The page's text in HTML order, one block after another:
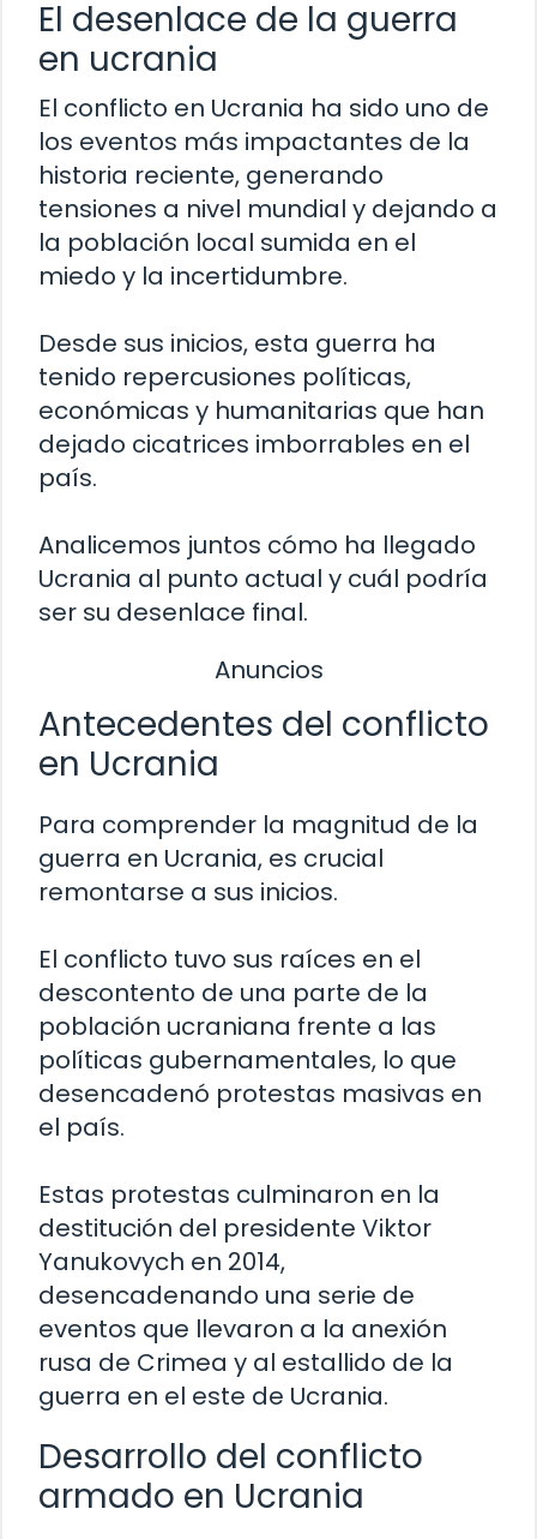
El desenlace de la guerra
en ucrania
El conflicto en Ucrania ha sido uno de
los eventos más impactantes de la
historia reciente, generando
tensiones a nivel mundial y dejando a
la población local sumida en el
miedo y la incertidumbre.
Desde sus inicios, esta guerra ha
tenido repercusiones políticas,
económicas y humanitarias que han
dejado cicatrices imborrables en el
país.
Analicemos juntos cómo ha llegado
Ucrania al punto actual y cuál podría
ser su desenlace final.
Anuncios
Antecedentes del conflicto
en Ucrania
Para comprender la magnitud de la
guerra en Ucrania, es crucial
remontarse a sus inicios.
El conflicto tuvo sus raíces en el
descontento de una parte de la
población ucraniana frente a las
políticas gubernamentales, lo que
desencadenó protestas masivas en
el país.
Estas protestas culminaron en la
destitución del presidente Viktor
Yanukovych en 2014,
desencadenando una serie de
eventos que llevaron a la anexión
rusa de Crimea y al estallido de la
guerra en el este de Ucrania.
Desarrollo del conflicto
armado en Ucrania